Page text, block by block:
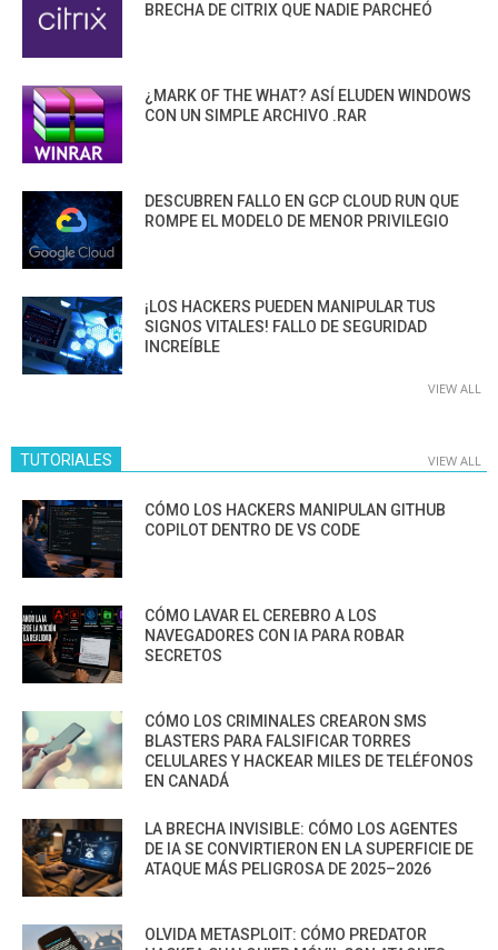
BRECHA DE CITRIX QUE NADIE PARCHEÓ
¿MARK OF THE WHAT? ASÍ ELUDEN WINDOWS
CON UN SIMPLE ARCHIVO .RAR
DESCUBREN FALLO EN GCP CLOUD RUN QUE
ROMPE EL MODELO DE MENOR PRIVILEGIO
¡LOS HACKERS PUEDEN MANIPULAR TUS
SIGNOS VITALES! FALLO DE SEGURIDAD
INCREÍBLE
VIEW ALL
TUTORIALES VIEW ALL
CÓMO LOS HACKERS MANIPULAN GITHUB
COPILOT DENTRO DE VS CODE
CÓMO LAVAR EL CEREBRO A LOS
NAVEGADORES CON IA PARA ROBAR
SECRETOS
CÓMO LOS CRIMINALES CREARON SMS
BLASTERS PARA FALSIFICAR TORRES
CELULARES Y HACKEAR MILES DE TELÉFONOS
EN CANADÁ
LA BRECHA INVISIBLE: CÓMO LOS AGENTES
DE IA SE CONVIRTIERON EN LA SUPERFICIE DE
ATAQUE MÁS PELIGROSA DE 2025–2026
OLVIDA METASPLOIT: CÓMO PREDATOR